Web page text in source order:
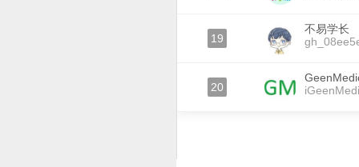
19
不易学长
20